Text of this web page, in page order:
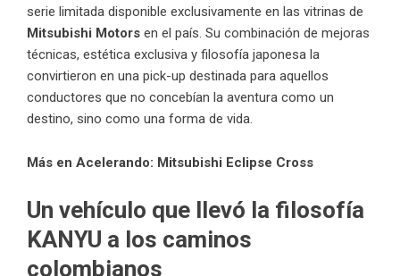
serie limitada disponible exclusivamente en las vitrinas de
Mitsubishi Motors en el país. Su combinación de mejoras
técnicas, estética exclusiva y filosofía japonesa la
convirtieron en una pick-up destinada para aquellos
conductores que no concebían la aventura como un
destino, sino como una forma de vida.
Más en Acelerando: Mitsubishi Eclipse Cross
Un vehículo que llevó la filosofía
KANYU a los caminos
colombianos